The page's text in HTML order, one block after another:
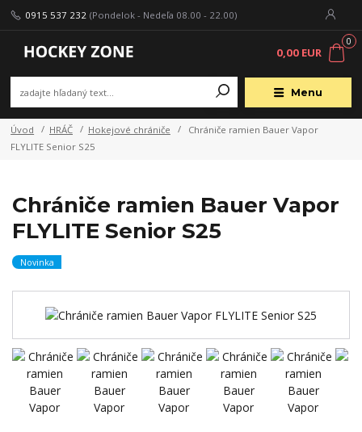
Menu
0915 537 232 (Pondelok - Nedeľa 08.00 - 22.00)
0
0,00 EUR
Úvod HRÁČ Hokejové chrániče
Chrániče ramien Bauer Vapor
FLYLITE Senior S25
Chrániče ramien Bauer Vapor
FLYLITE Senior S25
Novinka